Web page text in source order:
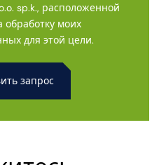
sp.k., расположенной
обработку моих
для этой цели.